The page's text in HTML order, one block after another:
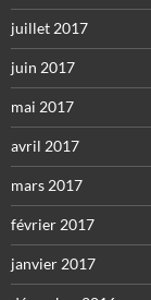
juillet 2017
juin 2017
mai 2017
avril 2017
mars 2017
février 2017
janvier 2017